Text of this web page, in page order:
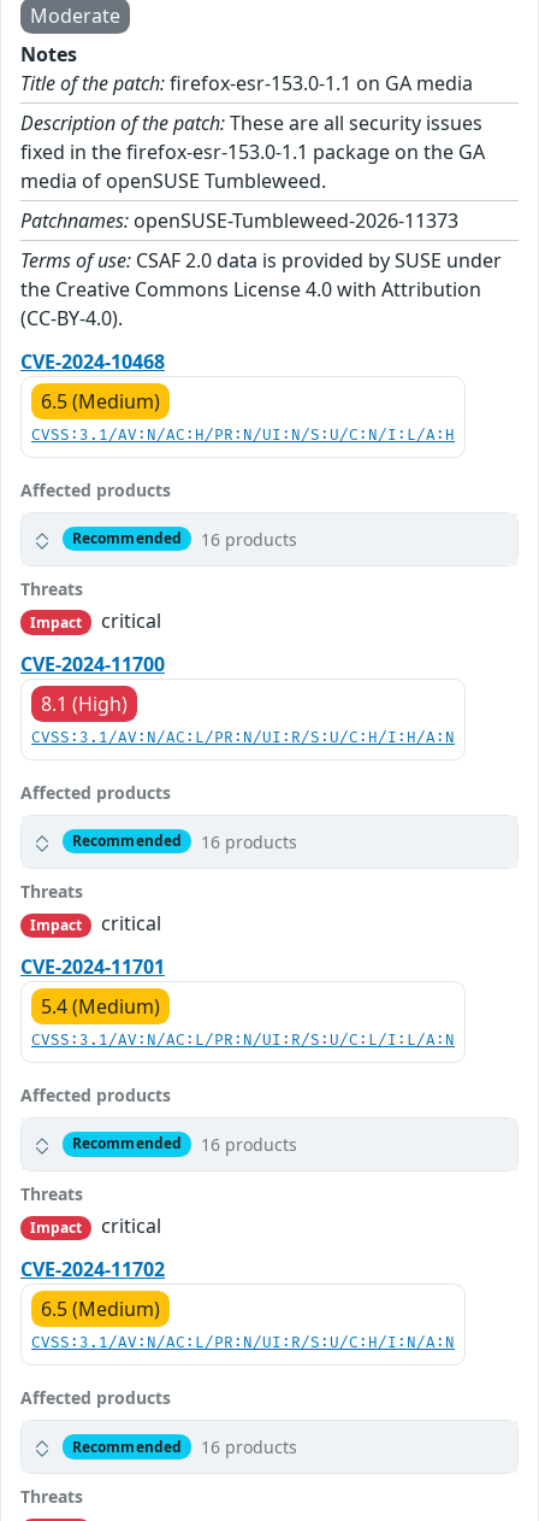
Moderate
Notes
Title of the patch:firefox-esr-153.0-1.1 on GA media
Description of the patch:These are all security issues
fixed in the firefox-esr-153.0-1.1 package on the GA
media of openSUSE Tumbleweed.
Patchnames: openSUSE-Tumbleweed-2026-11373
Terms of use: CSAF 2.0 data is provided by SUSE under
the Creative Commons License 4.0 with Attribution
(CC-BY-4.0).
CVE-2024-10468
6.5 (Medium)
CVSS:3.1/AV:N/AC:H/PR:N/UI:N/S:U/C:N/I:L/A:H
Affected products
Recommended 16 products
Threats
Impact
critical
CVE-2024-11700
8.1 (High)
CVSS:3.1/AV:N/AC:L/PR:N/UI:R/S:U/C:H/I:H/A:N
Affected products
Recommended 16 products
Threats
Impact
critical
CVE-2024-11701
5.4 (Medium)
CVSS:3.1/AV:N/AC:L/PR:N/UI:R/S:U/C:L/I:L/A:N
Affected products
Recommended 16 products
Threats
Impact
critical
CVE-2024-11702
6.5 (Medium)
CVSS:3.1/AV:N/AC:L/PR:N/UI:R/S:U/C:H/I:N/A:N
Affected products
Recommended 16 products
Threats